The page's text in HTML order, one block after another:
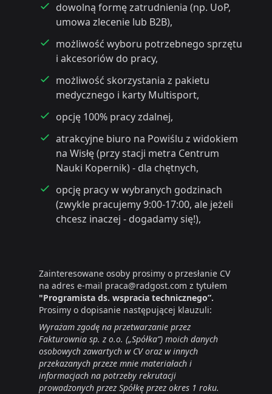
dowolną formę zatrudnienia (np. UoP,
umowa zlecenie lub B2B),
możliwość wyboru potrzebnego sprzętu
i akcesoriów do pracy,
możliwość skorzystania z pakietu
medycznego i karty Multisport,
opcję 100% pracy zdalnej,
atrakcyjne biuro na Powiślu z widokiem
na Wisłę (przy stacji metra Centrum
Nauki Kopernik) - dla chętnych,
opcję pracy w wybranych godzinach
(zwykle pracujemy 9:00-17:00, ale jeżeli
chcesz inaczej - dogadamy się!),
Zainteresowane osoby prosimy o przesłanie CV
na adres e-mail praca@radgost.com z tytułem
"Programista ds. wspracia technicznego”.
Prosimy o dopisanie następującej klauzuli:
Wyrażam zgodę na przetwarzanie przez
Fakturownia sp. z o.o. („Spółka”) moich danych
osobowych zawartych w CV oraz w innych
przekazanych przeze mnie materiałach i
informacjach na potrzeby rekrutacji
prowadzonych przez Spółkę przez okres 1 roku.